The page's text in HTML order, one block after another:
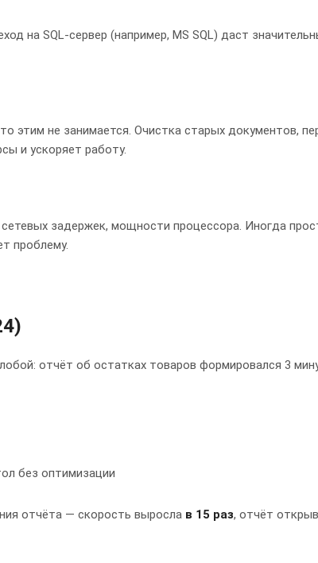
на SQL-сервер (например, MS SQL) даст
этим не занимается. Очистка старых документов,
и ускоряет работу.
задержек, мощности процессора. Иногда
проблему.
отчёт об остатках товаров формировался 3
без оптимизации
отчёта — скорость выросла в 15 раз, отчёт